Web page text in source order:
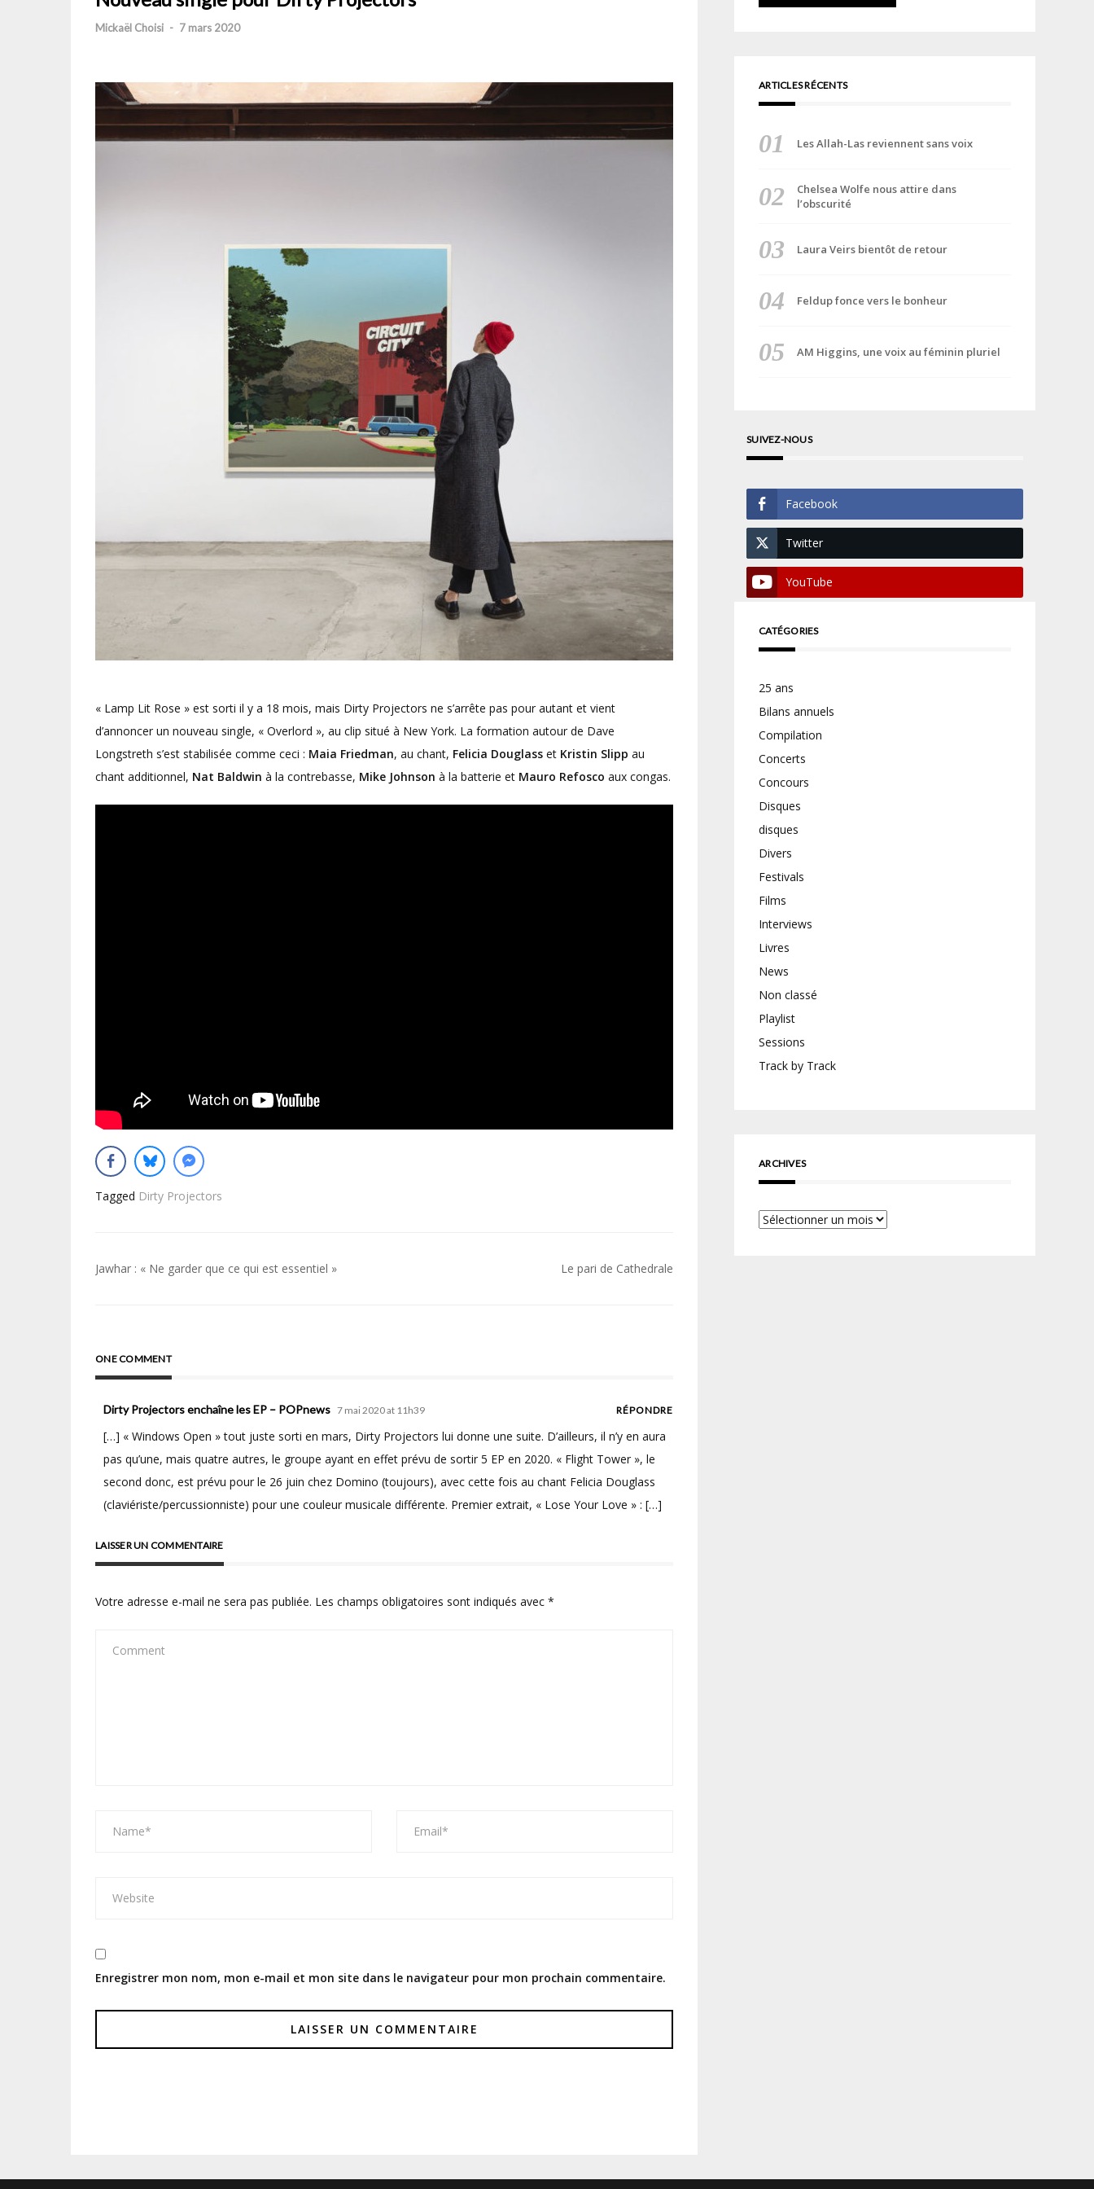
Mickaël Choisi - 7 mars 2020
« Lamp Lit Rose » est sorti il y a 18 mois, mais Dirty Projectors ne s’arrête pas pour autant et vient
d’annoncer un nouveau single, « Overlord », au clip situé à New York. La formation autour de Dave
Longstreth s’est stabilisée comme ceci : Maia Friedman, au chant, Felicia Douglass et Kristin Slipp au
chant additionnel, Nat Baldwin à la contrebasse, Mike Johnson à la batterie et Mauro Refosco aux congas.
Tagged Dirty Projectors
Navigation
Jawhar : « Ne garder que ce qui est essentiel » Le pari de Cathedrale
ONE COMMENT
Dirty Projectors enchaîne les EP – POPnews 7 mai 2020 at 11h39 RÉPONDRE
[…] « Windows Open » tout juste sorti en mars, Dirty Projectors lui donne une suite. D’ailleurs, il n’y en aura
pas qu’une, mais quatre autres, le groupe ayant en effet prévu de sortir 5 EP en 2020. « Flight Tower », le
second donc, est prévu pour le 26 juin chez Domino (toujours), avec cette fois au chant Felicia Douglass
(claviériste/percussionniste) pour une couleur musicale différente. Premier extrait, « Lose Your Love » : […]
LAISSER UN COMMENTAIRE
Votre adresse e-mail ne sera pas publiée. Les champs obligatoires sont indiqués avec *
Enregistrer mon nom, mon e-mail et mon site dans le navigateur pour mon prochain commentaire.
ARTICLES RÉCENTS
Les Allah-Las reviennent sans voix
Chelsea Wolfe nous attire dans
l’obscurité
Laura Veirs bientôt de retour
Feldup fonce vers le bonheur
AM Higgins, une voix au féminin pluriel
SUIVEZ-NOUS
Facebook
Twitter
YouTube
CATÉGORIES
25 ans
Bilans annuels
Compilation
Concerts
Concours
Disques
disques
Divers
Festivals
Films
Interviews
Livres
News
Non classé
Playlist
Sessions
Track by Track
ARCHIVES
Archives